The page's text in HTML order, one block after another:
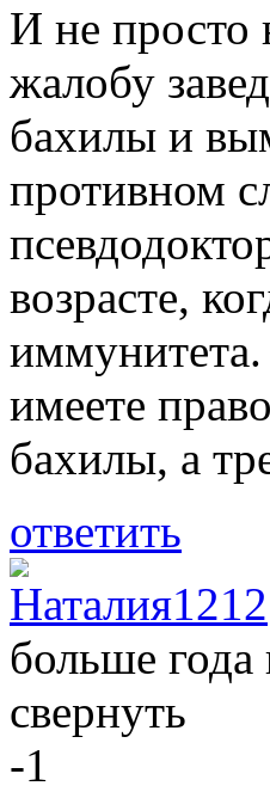
И не просто
жалобу
бахилы и
противном
возрасте,
имеете
бахилы, а
ответить
Наталия1212
больше года
свернуть
-1